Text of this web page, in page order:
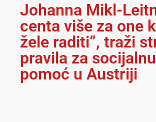
Johanna Mikl-
centa više za one
žele raditi”, traži
pravila za socijalnu
pomoć u Austriji